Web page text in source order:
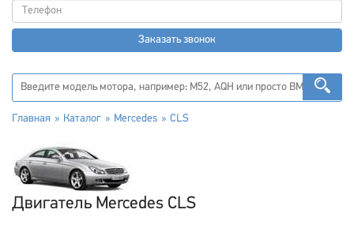
Заказать звонок
Главная Каталог Mercedes CLS
Двигатель Mercedes CLS